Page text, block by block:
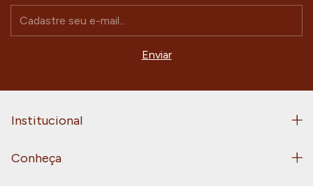
Institucional
Conheça